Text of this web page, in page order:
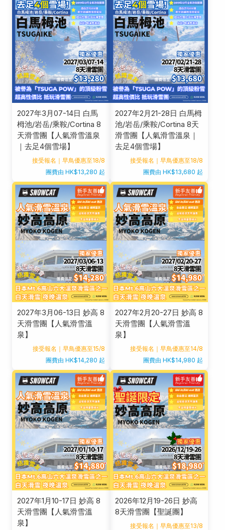
2027年3月07-14日 白馬
栂池/岩岳/乘鞍/Cortina 8
天滑雪團【人氣滑雪溫泉
｜去足4個雪場】
接受報名｜早鳥優惠至18/8
團費由 HK$13,280 起
2027年2月21-28日 白馬栂
池/岩岳/乘鞍/Cortina 8天
滑雪團【人氣滑雪溫泉｜
去足4個雪場】
接受報名｜早鳥優惠至18/8
團費由 HK$13,680 起
2027年3月06-13日 妙高 8
天滑雪團【人氣滑雪溫
泉】
接受報名｜早鳥優惠至15/8
團費由 HK$14,280 起
2027年2月20-27日 妙高 8
天滑雪團【人氣滑雪溫
泉】
接受報名｜早鳥優惠至14/8
團費由 HK$14,980 起
2027年1月10-17日 妙高 8
天滑雪團【人氣滑雪溫
泉】
2026年12月19-26日 妙高
8天滑雪團【聖誕團】
接受報名｜早鳥優惠至13/8